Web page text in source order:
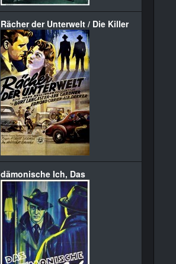
Rächer der Unterwelt / Die Killer
dämonische Ich, Das